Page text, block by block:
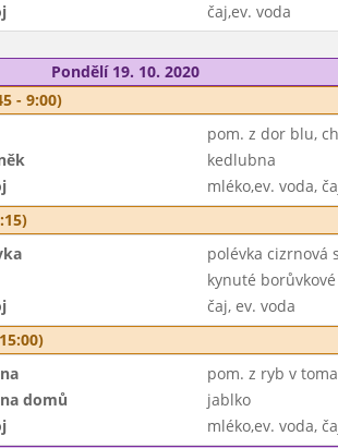
čaj,ev. voda
Pondělí 19. 10. 2020
- 9:00)
pom. z dor blu,
kedlubna
mléko,ev. voda,
polévka cizrnová
kynuté
čaj, ev. voda
pom. z ryb v
domů
jablko
mléko,ev. voda,